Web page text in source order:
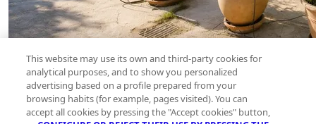
This website may use its own and third-party cookies for
analytical purposes, and to show you personalized
advertising based on a profile prepared from your
browsing habits (for example, pages visited). You can
accept all cookies by pressing the "Accept cookies" button,